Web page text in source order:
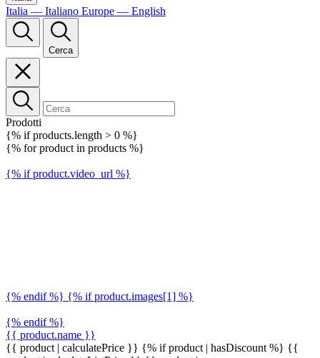
Italia — Italiano Europe — English
Cerca
Prodotti
{% if products.length > 0 %}
{% for product in products %}
{% if product.video_url %}
{% endif %} {% if product.images[1] %}
{% endif %}
{{ product.name }}
{{ product | calculatePrice }} {% if product | hasDiscount %} {{